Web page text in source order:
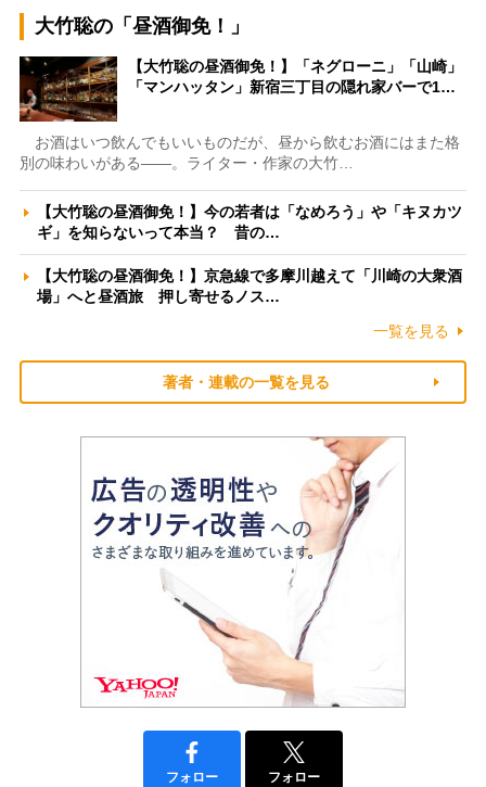
大竹聡の「昼酒御免！」
【大竹聡の昼酒御免！】「ネグローニ」「山崎」
「マンハッタン」新宿三丁目の隠れ家バーで1…
お酒はいつ飲んでもいいものだが、昼から飲むお酒にはまた格
別の味わいがある――。ライター・作家の大竹…
【大竹聡の昼酒御免！】今の若者は「なめろう」や「キヌカツ
ギ」を知らないって本当？ 昔の…
【大竹聡の昼酒御免！】京急線で多摩川越えて「川崎の大衆酒
場」へと昼酒旅 押し寄せるノス…
一覧を見る
著者・連載の一覧を見る
フォロー フォロー